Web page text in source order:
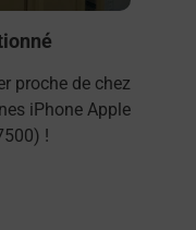
proche de chez
iPhone Apple
!